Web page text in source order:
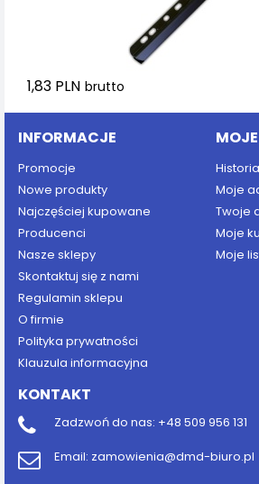
1,83 PLN brutto
INFORMACJE
Promocje
Nowe produkty
Najczęściej kupowane
Producenci
Nasze sklepy
Skontaktuj się z nami
Regulamin sklepu
O firmie
Polityka prywatności
Klauzula informacyjna
Moje
Twoje
Moje
Moje
KONTAKT
Zadzwoń do nas: +48 509 956 131
Email: zamowienia@dmd-biuro.pl